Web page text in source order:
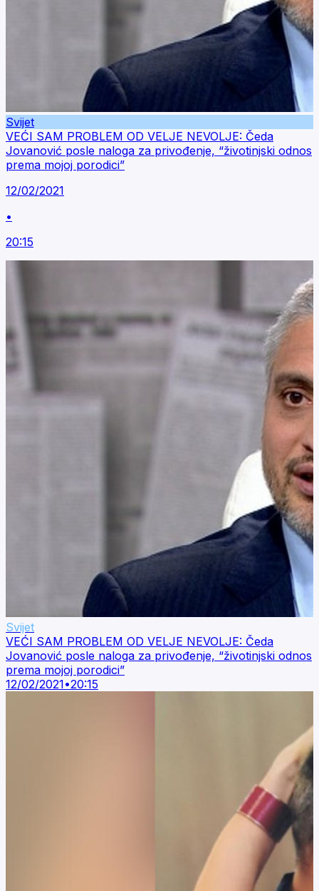
Svijet
VEĆI SAM PROBLEM OD VELJE NEVOLJE: Čeda
Jovanović posle naloga za privođenje, “životinjski odnos
prema mojoj porodici”
12/02/2021
•
20:15
Svijet
VEĆI SAM PROBLEM OD VELJE NEVOLJE: Čeda
Jovanović posle naloga za privođenje, “životinjski odnos
prema mojoj porodici”
12/02/2021•20:15